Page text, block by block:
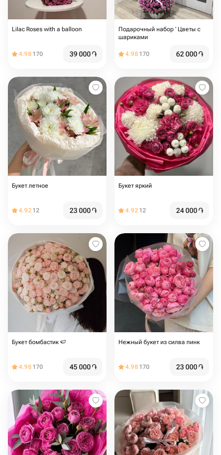
Lilac Roses with a balloon
4.98 170 39 000֏
Подарочный набор ‘ Цветы с
шариками
4.98 170 62 000֏
Букет летное
4.92 12 23 000֏
Букет яркий
4.92 12 24 000֏
Букет бомбастик 🍉
4.98 170 45 000֏
Нежный букет из силва пинк
4.98 170 23 000֏